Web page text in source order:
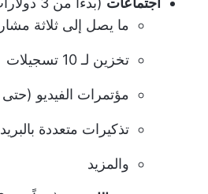
ما يصل إلى ثلاثة
تخزين لـ 10 تسجيلات
مؤتمرات الفيديو (حتى 25 بث فيديو)
تذكيرات متعددة
والمزيد